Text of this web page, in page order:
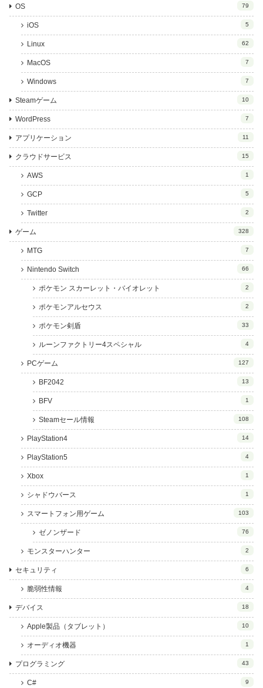
OS 79
iOS 5
Linux 62
MacOS 7
Windows 7
Steamゲーム 10
WordPress 7
アプリケーション 11
クラウドサービス 15
AWS 1
GCP 5
Twitter 2
ゲーム 328
MTG 7
Nintendo Switch 66
ポケモン スカーレット・バイオレット 2
ポケモンアルセウス 2
ポケモン剣盾 33
ルーンファクトリー4スペシャル 4
PCゲーム 127
BF2042 13
BFV 1
Steamセール情報 108
PlayStation4 14
PlayStation5 4
Xbox 1
シャドウバース 1
スマートフォン用ゲーム 103
ゼノンザード 76
モンスターハンター 2
セキュリティ 6
脆弱性情報 4
デバイス 18
Apple製品（タブレット） 10
オーディオ機器 1
プログラミング 43
C# 9